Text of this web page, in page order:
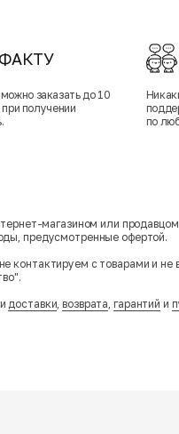
можно заказать до 10
получении
по
магазином или
предусмотренные офертой.
контактируем с товарами и не
доставки,возврата, гарантий и